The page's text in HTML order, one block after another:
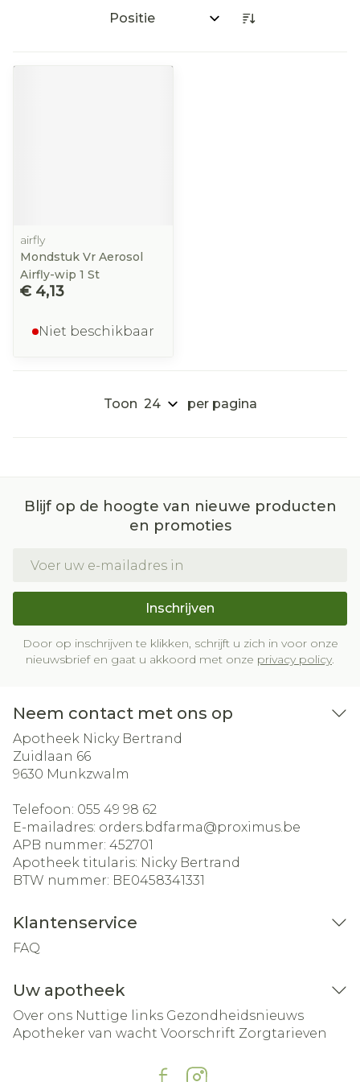
Sorteer op:
airfly
Mondstuk Vr Aerosol
Airfly-wip 1 St
€ 4,13
Niet beschikbaar
Toon per pagina
Blijf op de hoogte van nieuwe producten
en promoties
Inschrijven
Door op inschrijven te klikken, schrijft u zich in voor onze
nieuwsbrief en gaat u akkoord met onze privacy policy.
Neem contact met ons op
Apotheek Nicky Bertrand
Zuidlaan 66
9630 Munkzwalm
Telefoon: 055 49 98 62
E-mailadres: orders.bdfarma@proximus.be
APB nummer: 452701
Apotheek titularis: Nicky Bertrand
BTW nummer: BE0458341331
Klantenservice
FAQ
Uw apotheek
Over ons Nuttige links Gezondheidsnieuws
Apotheker van wacht Voorschrift Zorgtarieven